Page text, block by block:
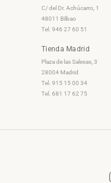
C/ del Dr. Achúcarro, 1
48011 Bilbao
Tel. 946 27 60 51
Tienda Madrid
Plaza de las Salesas, 3
28004 Madrid
Tel. 915 15 00 34
Tel. 681 17 62 75